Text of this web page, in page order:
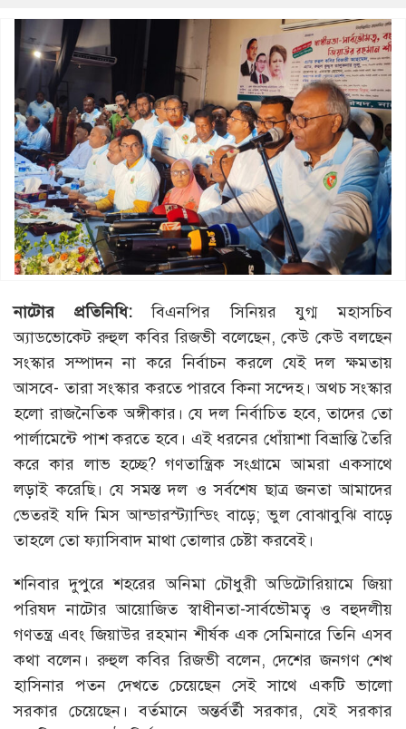
নাটোর প্রতিনিধি:বিএনপির সিনিয়র যুগ্ম মহাসচিব
অ্যাডভোকেট রুহুল কবির রিজভী বলেছেন, কেউ কেউ বলছেন
সংস্কার সম্পাদন না করে নির্বাচন করলে যেই দল ক্ষমতায়
আসবে- তারা সংস্কার করতে পারবে কিনা সন্দেহ। অথচ সংস্কার
হলো রাজনৈতিক অঙ্গীকার। যে দল নির্বাচিত হবে, তাদের তো
পার্লামেন্টে পাশ করতে হবে। এই ধরনের ধোঁয়াশা বিভ্রান্তি তৈরি
করে কার লাভ হচ্ছে? গণতান্ত্রিক সংগ্রামে আমরা একসাথে
লড়াই করেছি। যে সমস্ত দল ও সর্বশেষ ছাত্র জনতা আমাদের
ভেতরই যদি মিস আন্ডারস্ট্যান্ডিং বাড়ে; ভুল বোঝাবুঝি বাড়ে
তাহলে তো ফ্যাসিবাদ মাথা তোলার চেষ্টা করবেই।
শনিবার দুপুরে শহরের অনিমা চৌধুরী অডিটোরিয়ামে জিয়া
পরিষদ নাটোর আয়োজিত স্বাধীনতা-সার্বভৌমত্ব ও বহুদলীয়
গণতন্ত্র এবং জিয়াউর রহমান শীর্ষক এক সেমিনারে তিনি এসব
কথা বলেন। রুহুল কবির রিজভী বলেন, দেশের জনগণ শেখ
হাসিনার পতন দেখতে চেয়েছেন সেই সাথে একটি ভালো
সরকার চেয়েছেন। বর্তমানে অন্তর্বর্তী সরকার, যেই সরকার